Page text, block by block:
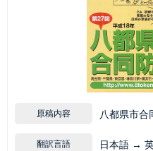
原稿内容 八都県市合
翻訳言語 日本語 →